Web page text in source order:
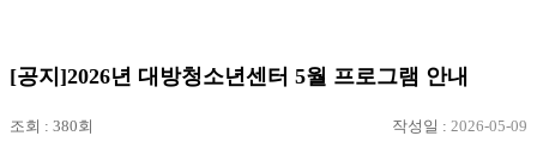
[공지]2026년 대방청소년센터 5월 프로그램 안내
조회 : 380회 작성일 : 2026-05-09